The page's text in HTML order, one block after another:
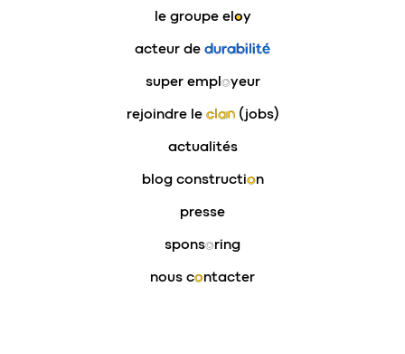
le groupe eloy
acteur de durabilité
super employeur
rejoindre le clan (jobs)
actualités
blog construction
presse
sponsoring
nous contacter